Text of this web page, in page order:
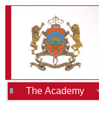
The Academy